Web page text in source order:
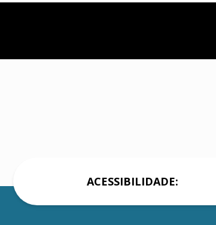
ACESSIBILIDADE: